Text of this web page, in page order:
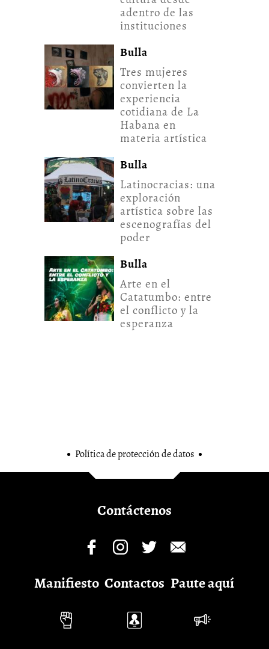
adentro de las
instituciones
Bulla
Tres mujeres
convierten la
experiencia
cotidiana de La
Habana en
materia artística
Bulla
Latinocracias: una
exploración
artística sobre las
escenografías del
poder
Bulla
Arte en el
Catatumbo: entre
el conflicto y la
esperanza
Política de protección de datos
Contáctenos
Manifiesto Contactos Paute aquí